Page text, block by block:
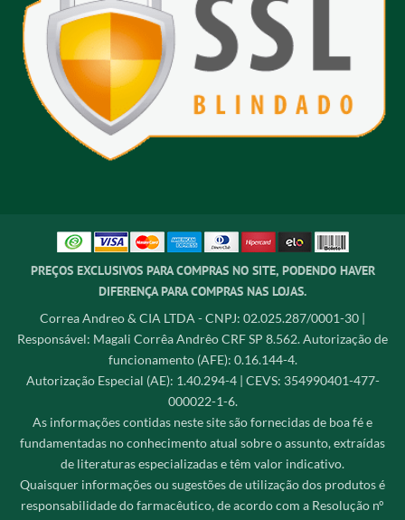
PREÇOS EXCLUSIVOS PARA COMPRAS NO SITE, PODENDO HAVER
DIFERENÇA PARA COMPRAS NAS LOJAS.
Correa Andreo & CIA LTDA - CNPJ: 02.025.287/0001-30 |
Responsável: Magali Corrêa Andrêo CRF SP 8.562. Autorização de
funcionamento (AFE): 0.16.144-4.
Autorização Especial (AE): 1.40.294-4 | CEVS: 354990401-477-
000022-1-6.
As informações contidas neste site são fornecidas de boa fé e
fundamentadas no conhecimento atual sobre o assunto, extraídas
de literaturas especializadas e têm valor indicativo.
Quaisquer informações ou sugestões de utilização dos produtos é
responsabilidade do farmacêutico, de acordo com a Resolução n°